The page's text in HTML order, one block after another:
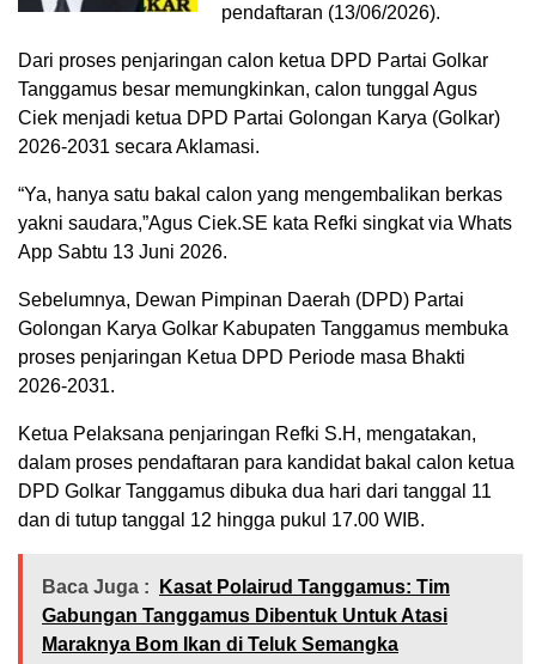
pendaftaran (13/06/2026).
Dari proses penjaringan calon ketua DPD Partai Golkar
Tanggamus besar memungkinkan, calon tunggal Agus
Ciek menjadi ketua DPD Partai Golongan Karya (Golkar)
2026-2031 secara Aklamasi.
“Ya, hanya satu bakal calon yang mengembalikan berkas
yakni saudara,”Agus Ciek.SE kata Refki singkat via Whats
App Sabtu 13 Juni 2026.
Sebelumnya, Dewan Pimpinan Daerah (DPD) Partai
Golongan Karya Golkar Kabupaten Tanggamus membuka
proses penjaringan Ketua DPD Periode masa Bhakti
2026-2031.
Ketua Pelaksana penjaringan Refki S.H, mengatakan,
dalam proses pendaftaran para kandidat bakal calon ketua
DPD Golkar Tanggamus dibuka dua hari dari tanggal 11
dan di tutup tanggal 12 hingga pukul 17.00 WIB.
Baca Juga :
Kasat Polairud Tanggamus: Tim
Gabungan Tanggamus Dibentuk Untuk Atasi
Maraknya Bom Ikan di Teluk Semangka